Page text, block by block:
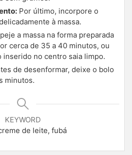
Por último, incorpore o
à massa.
a massa na forma preparada
cerca de 35 a 40 minutos, ou
inserido no centro saia limpo.
de desenformar, deixe o bolo
minutos.
KEYWORD
de leite, fubá